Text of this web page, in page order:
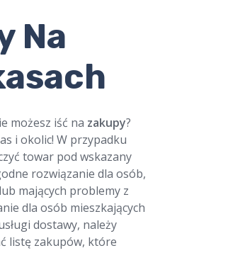
Na
możesz iść na zakupy?
i okolic! W przypadku
towar pod wskazany
rozwiązanie dla osób,
mających problemy z
dla osób mieszkających
dostawy, należy
listę zakupów, które